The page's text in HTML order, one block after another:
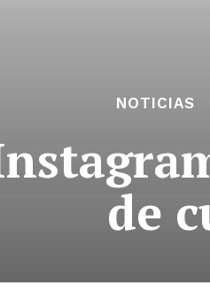
NOTICIAS
de